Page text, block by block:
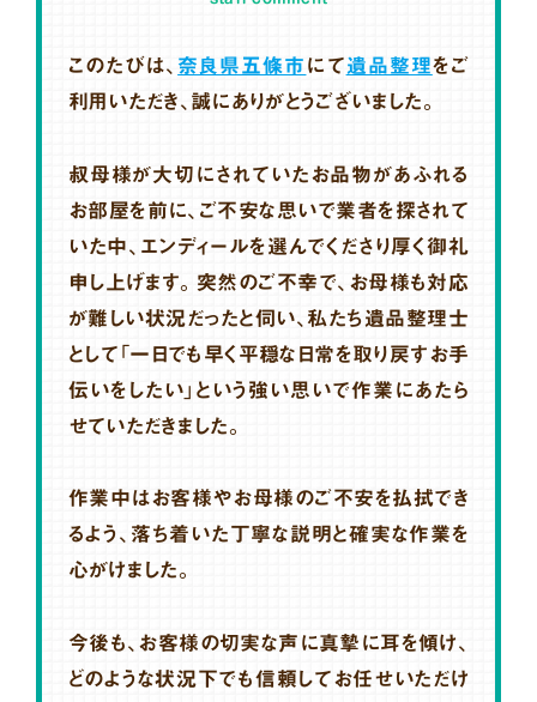
このたびは、 奈良県五條市 にて遺品整理をご
利用いただき、誠にありがとうございました。
叔母様が大切にされていたお品物があふれる
お部屋を前に、ご不安な思いで業者を探されて
いた中、エンディールを選んでくださり厚く御礼
申し上げます。突然のご不幸で、お母様も対応
が難しい状況だったと伺い、私たち遺品整理士
として「一日でも早く平穏な日常を取り戻すお手
伝いをしたい」という強い思いで作業にあたら
せていただきました。
作業中はお客様やお母様のご不安を払拭でき
るよう、落ち着いた丁寧な説明と確実な作業を
心がけました。
今後も、お客様の切実な声に真摯に耳を傾け、
どのような状況下でも信頼してお任せいただけ